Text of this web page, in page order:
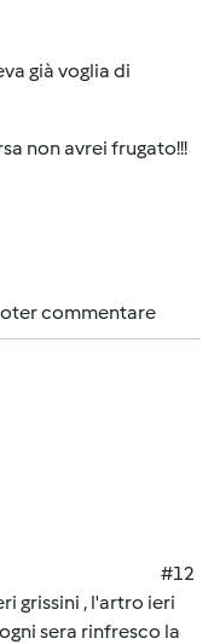
già voglia di
non avrei frugato!!!
commentare
#12
grissini , l'artro ieri
sera rinfresco la